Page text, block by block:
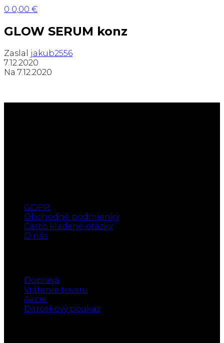
0 0,00 €
GLOW SERUM konz
Zaslal
jakub2556
7.12.2020
Na 7.12.2020
GDPR
Obchodné podmienky
Často kladené otázky
O nás
Doprava
Vrátenie tovaru
Akcie
Darčekový poukaz